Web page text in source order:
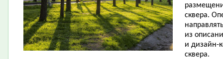
сквера.
из
и дизайн-
сквера.